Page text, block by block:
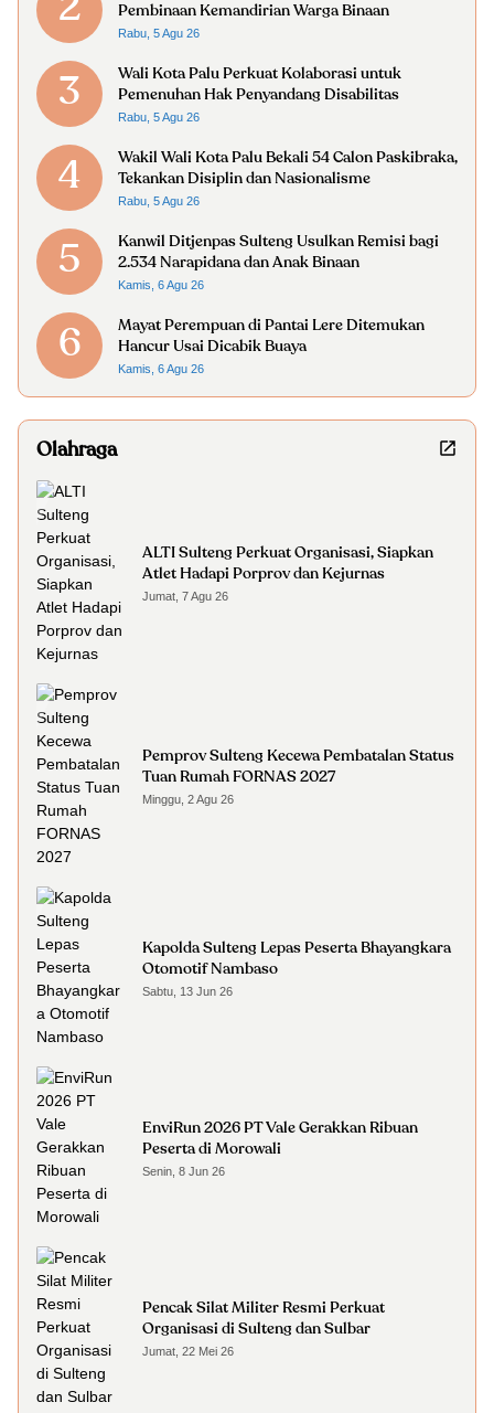
2 Pembinaan Kemandirian Warga Binaan
Rabu, 5 Agu 26
3
Wali Kota Palu Perkuat Kolaborasi untuk
Pemenuhan Hak Penyandang Disabilitas
Rabu, 5 Agu 26
4
Wakil Wali Kota Palu Bekali 54 Calon Paskibraka,
Tekankan Disiplin dan Nasionalisme
Rabu, 5 Agu 26
5
Kanwil Ditjenpas Sulteng Usulkan Remisi bagi
2.534 Narapidana dan Anak Binaan
Kamis, 6 Agu 26
6
Mayat Perempuan di Pantai Lere Ditemukan
Hancur Usai Dicabik Buaya
Kamis, 6 Agu 26
Olahraga
ALTI Sulteng Perkuat Organisasi, Siapkan
Atlet Hadapi Porprov dan Kejurnas
Jumat, 7 Agu 26
Pemprov Sulteng Kecewa Pembatalan Status
Tuan Rumah FORNAS 2027
Minggu, 2 Agu 26
Kapolda Sulteng Lepas Peserta Bhayangkara
Otomotif Nambaso
Sabtu, 13 Jun 26
EnviRun 2026 PT Vale Gerakkan Ribuan
Peserta di Morowali
Senin, 8 Jun 26
Pencak Silat Militer Resmi Perkuat
Organisasi di Sulteng dan Sulbar
Jumat, 22 Mei 26